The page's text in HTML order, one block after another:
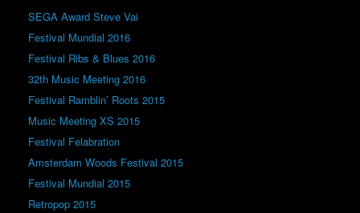
SEGA Award Steve Vai
Festival Mundial 2016
Festival Ribs & Blues 2016
32th Music Meeting 2016
Festival Ramblin’ Roots 2015
Music Meeting XS 2015
Festival Felabration
Amsterdam Woods Festival 2015
Festival Mundial 2015
Retropop 2015